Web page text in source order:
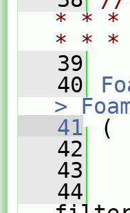
* * *
* *
   39
   40
>
   41
(
   42
   43
   44